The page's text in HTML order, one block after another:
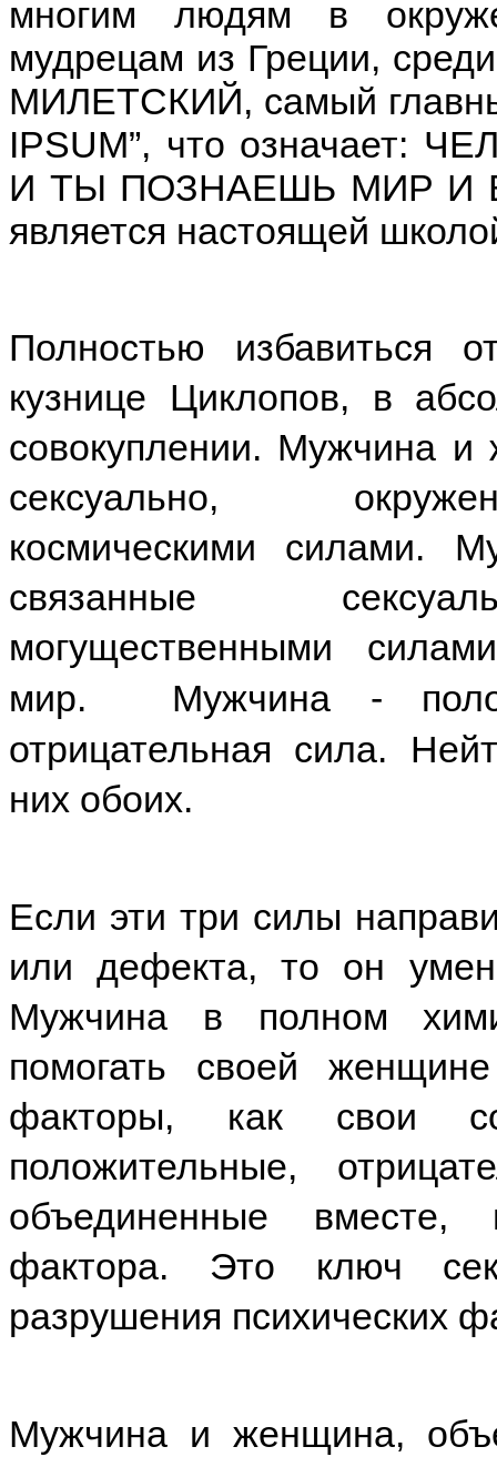
многим людям в
мудрецам из Греции,
МИЛЕТСКИЙ, самый
IPSUM”, что означает:
И ТЫ ПОЗНАЕШЬ МИР И
является настоящей
Полностью избавиться
кузнице Циклопов, в
совокуплении. Мужчина
сексуально,
космическими силами.
связанные
могущественными
мир. Мужчина -
отрицательная сила.
них обоих.
Если эти три силы
или дефекта, то он
Мужчина в полном
помогать своей
факторы, как свои
положительные,
объединенные вместе,
фактора. Это ключ
разрушения психических
Мужчина и женщина,